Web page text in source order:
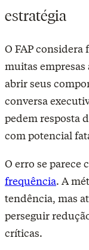
estratégia
O FAP considera
muitas
abrir seus
conversa
pedem resposta
com potencial
O erro se parece
frequência. A
tendência, mas
perseguir
críticas.